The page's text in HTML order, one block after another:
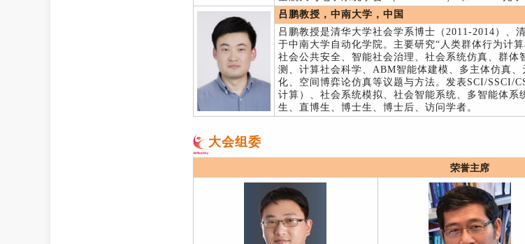
吕鹏教授，中南大学，中国
吕鹏教授是清华大学社会学系博士（2011-2014）、
于中南大学自动化学院。主要研究“人类群体行为计
社会公共安全、智能社会治理、社会系统仿真、群
测、计算社会科学、ABM智能体建模、多主体仿真
化、空间博弈论仿真等议题与方法。发表SCI/SSCI/
计算）、社会系统模拟、社会智能系统、多智能体
生、直博生、博士生、博士后、访问学者。
大会组委
荣誉主席